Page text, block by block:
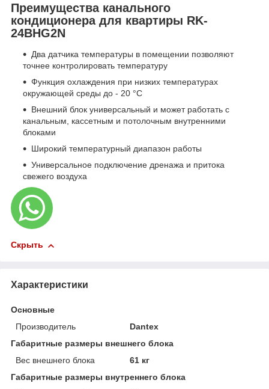
Преимущества канального
кондиционера для квартиры RK-
24BHG2N
Два датчика температуры в помещении позволяют
точнее контролировать температуру
Функция охлаждения при низких температурах
окружающей среды до - 20 °С
Внешний блок универсальный и может работать с
канальным, кассетным и потолочным внутренними
блоками
Широкий температурный диапазон работы
Универсальное подключение дренажа и притока
свежего воздуха
Скрыть
Характеристики
Основные
Производитель
Dantex
Габаритные размеры внешнего блока
Вес внешнего блока
61 кг
Габаритные размеры внутреннего блока